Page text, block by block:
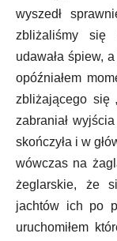
wyszedł
zbliżaliśmy się
udawała śpiew,
opóźniałem
zbliżającego się
zabraniał
skończyła i w
wówczas na
żeglarskie, że
jachtów ich po
uruchomiłem